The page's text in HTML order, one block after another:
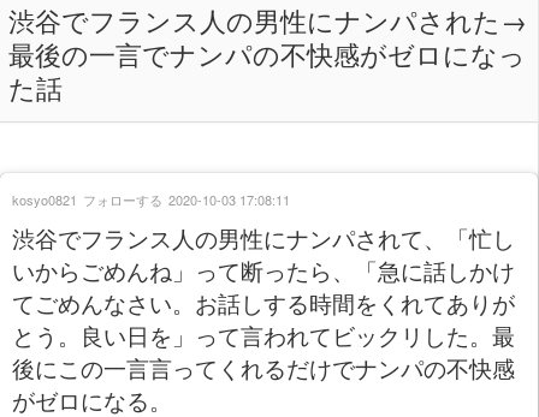
渋谷でフランス人の男性にナンパされた→
最後の一言でナンパの不快感がゼロになっ
た話
渋谷でフランス人の男性にナンパされて、「忙し
いからごめんね」って断ったら、「急に話しかけ
てごめんなさい。お話しする時間をくれてありが
とう。良い日を」って言われてビックリした。最
後にこの一言言ってくれるだけでナンパの不快感
がゼロになる。
kosyo0821 フォローする 2020-10-03 17:08:11